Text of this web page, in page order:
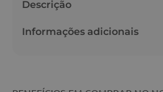
Descrição
Informações adicionais